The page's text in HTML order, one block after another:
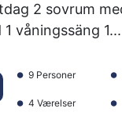
2 sovrum
våningssäng 1...
9 Personer
4 Værelser